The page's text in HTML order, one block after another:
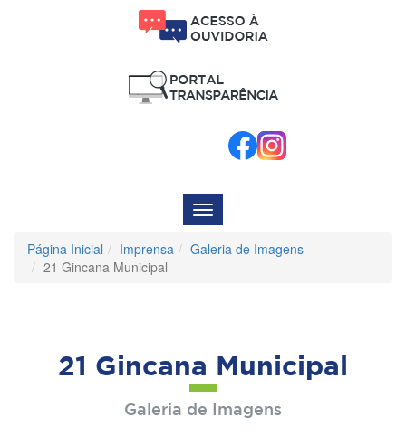
Menu
de
Navegação
Página Inicial Imprensa
Galeria de Imagens
21 Gincana Municipal
21 Gincana Municipal
Galeria de Imagens